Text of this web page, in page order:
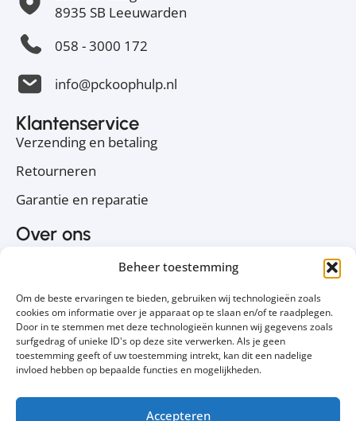
Beheer toestemming
Om de beste ervaringen te bieden, gebruiken wij technologieën zoals
cookies om informatie over je apparaat op te slaan en/of te raadplegen.
Door in te stemmen met deze technologieën kunnen wij gegevens zoals
surfgedrag of unieke ID's op deze site verwerken. Als je geen
toestemming geeft of uw toestemming intrekt, kan dit een nadelige
invloed hebben op bepaalde functies en mogelijkheden.
Accepteren
8935 SB Leeuwarden
058 - 3000 172
info@pckoophulp.nl
Klantenservice
Verzending en betaling
Retourneren
Garantie en reparatie
Over ons
Cookiebeleid
Contact
Volg ons